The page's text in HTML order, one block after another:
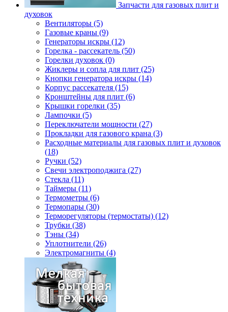
Запчасти для газовых плит и
духовок
Вентиляторы (5)
Газовые краны (9)
Генераторы искры (12)
Горелка - рассекатель (50)
Горелки духовок (0)
Жиклеры и сопла для плит (25)
Кнопки генератора искры (14)
Корпус рассекателя (15)
Кронштейны для плит (6)
Крышки горелки (35)
Лампочки (5)
Переключатели мощности (27)
Прокладки для газового крана (3)
Расходные материалы для газовых плит и духовок
(18)
Ручки (52)
Свечи электроподжига (27)
Стекла (11)
Таймеры (11)
Термометры (6)
Термопары (30)
Терморегуляторы (термостаты) (12)
Трубки (38)
Тэны (34)
Уплотнители (26)
Электромагниты (4)